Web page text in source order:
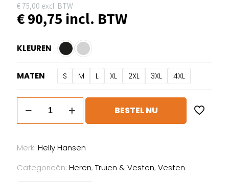
€ 75,00 excl. BTW
€90,75 incl. BTW
KLEUREN
MATEN S M L XL 2XL 3XL 4XL
Hansen
Chelsea
Zip
Hoodie
aantal
BESTEL NU
Merk: Helly Hansen
Categorieën: Heren, Truien & Vesten, Vesten